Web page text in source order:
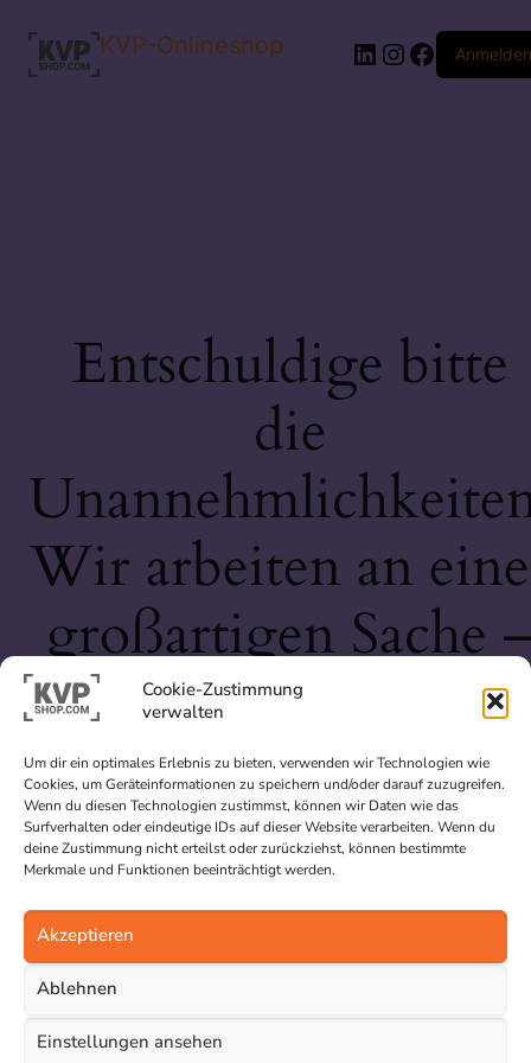
Cookie-Zustimmung
verwalten
Um dir ein optimales Erlebnis zu bieten, verwenden wir Technologien wie
Cookies, um Geräteinformationen zu speichern und/oder darauf zuzugreifen.
Wenn du diesen Technologien zustimmst, können wir Daten wie das
Surfverhalten oder eindeutige IDs auf dieser Website verarbeiten. Wenn du
deine Zustimmung nicht erteilst oder zurückziehst, können bestimmte
Merkmale und Funktionen beeinträchtigt werden.
Akzeptieren
Ablehnen
Einstellungen ansehen
KVP-Onlineshop LinkedIn
Instagram
Anmelden
Entschuldige bitte
die
Wir arbeiten an
großartigen Sache
schau bald wieder
vorbei!